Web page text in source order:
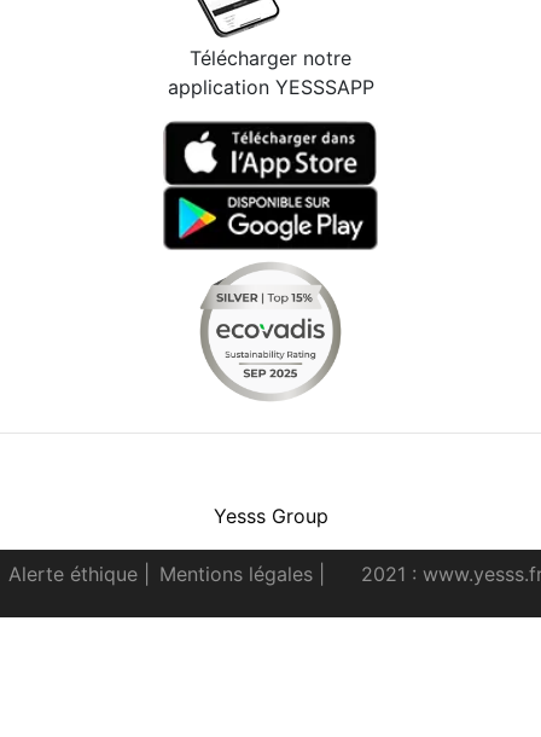
Télécharger notre
application YESSSAPP
Yesss Group
Alerte éthique Mentions légales 2021 :